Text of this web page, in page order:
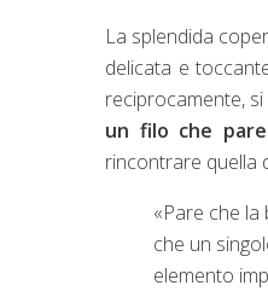
La splendida
delicata e
reciprocamente,
un filo che
rincontrare quella
«Pare che
che un
elemento